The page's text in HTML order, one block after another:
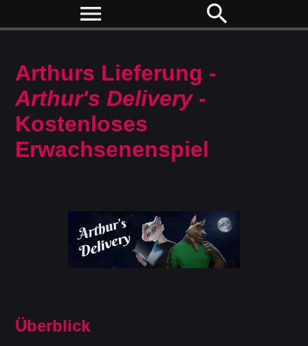
menu search
Arthurs Lieferung -
Arthur's Delivery-
Kostenloses
Erwachsenenspiel
Überblick